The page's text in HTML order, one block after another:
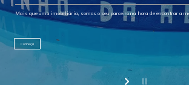
Mais que uma imobiliária, somos o seu parceiro na hora de encontrar a
Conheça